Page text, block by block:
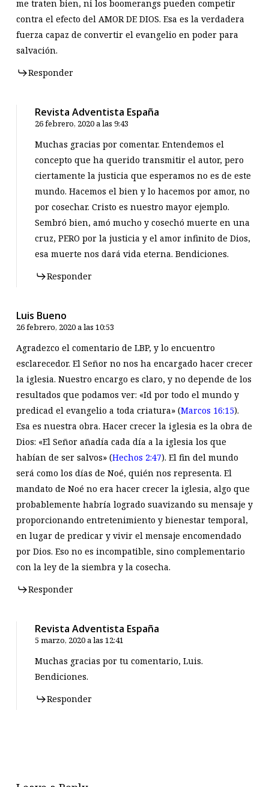
me traten bien, ni los boomerangs pueden competir
contra el efecto del AMOR DE DIOS. Esa es la verdadera
fuerza capaz de convertir el evangelio en poder para
salvación.
Responder
Revista Adventista España
26 febrero, 2020 a las 9:43
Muchas gracias por comentar. Entendemos el
concepto que ha querido transmitir el autor, pero
ciertamente la justicia que esperamos no es de este
mundo. Hacemos el bien y lo hacemos por amor, no
por cosechar. Cristo es nuestro mayor ejemplo.
Sembró bien, amó mucho y cosechó muerte en una
cruz, PERO por la justicia y el amor infinito de Dios,
esa muerte nos dará vida eterna. Bendiciones.
Responder
Luis Bueno
26 febrero, 2020 a las 10:53
Agradezco el comentario de LBP, y lo encuentro
esclarecedor. El Señor no nos ha encargado hacer crecer
la iglesia. Nuestro encargo es claro, y no depende de los
resultados que podamos ver: «Id por todo el mundo y
predicad el evangelio a toda criatura» (Marcos 16:15).
Esa es nuestra obra. Hacer crecer la iglesia es la obra de
Dios: «El Señor añadía cada día a la iglesia los que
habían de ser salvos» (Hechos 2:47). El fin del mundo
será como los días de Noé, quién nos representa. El
mandato de Noé no era hacer crecer la iglesia, algo que
probablemente habría logrado suavizando su mensaje y
proporcionando entretenimiento y bienestar temporal,
en lugar de predicar y vivir el mensaje encomendado
por Dios. Eso no es incompatible, sino complementario
con la ley de la siembra y la cosecha.
Responder
Revista Adventista España
5 marzo, 2020 a las 12:41
Muchas gracias por tu comentario, Luis.
Bendiciones.
Responder